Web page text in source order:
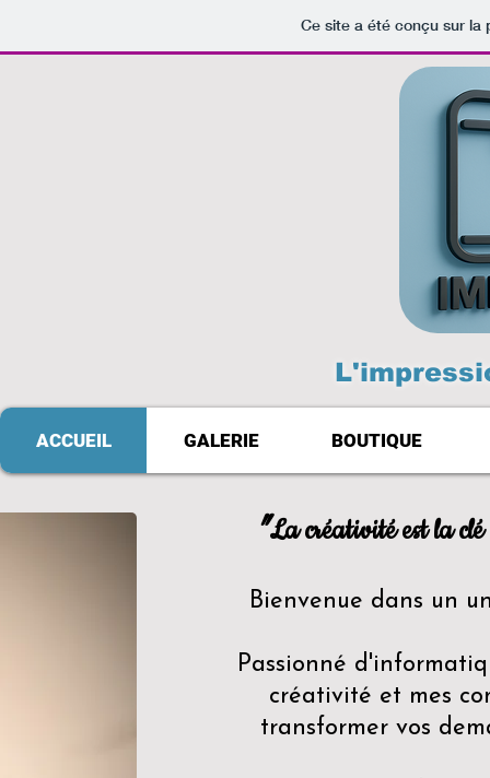
Ce site a été conçu sur
ACCUEIL GALERIE BOUTIQUE
"La créativité est la clé
Bienvenue dans un
Passionné
créativité et mes
transformer vos